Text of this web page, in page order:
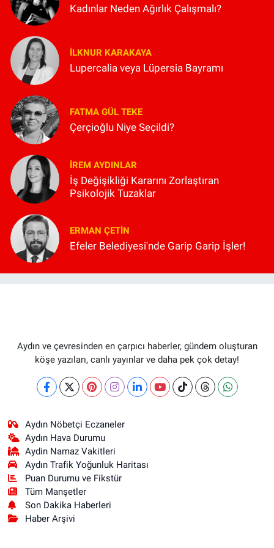
Kadınlar Neden Ağırlık Çalışmalı?
İLKNUR KARAKAYA
Lupercalia veya Lüpersia Bayramı
FATMA GÜL TEKE
Çerçioğlu Niye Seçildi?
İREM AYDINLAR
İş Değişikliği Kararını Zorlaştıran
Psikolojik Tuzaklar
ERMAN ÇETIN
Efeler Belediyesi'nde Garip Garip İşler!
Aydın ve çevresinden en çarpıcı haberler, gündem oluşturan
köşe yazıları, canlı yayınlar ve daha pek çok detay!
Aydın Nöbetçi Eczaneler
Aydın Hava Durumu
Aydin Namaz Vakitleri
Aydın Trafik Yoğunluk Haritası
Puan Durumu ve Fikstür
Tüm Manşetler
Son Dakika Haberleri
Haber Arşivi